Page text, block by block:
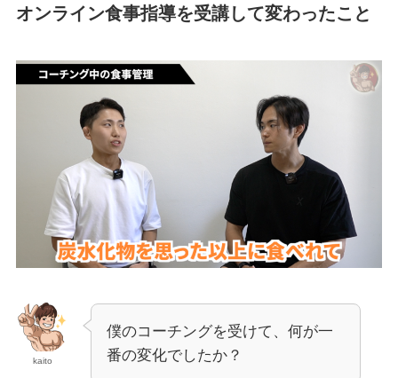
オンライン食事指導を受講して変わったこと
kaito
僕のコーチングを受けて、何が一
番の変化でしたか？